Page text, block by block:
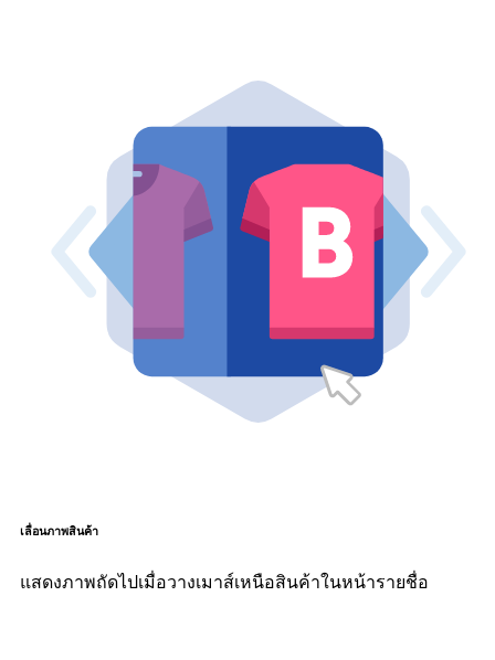
เลื่อนภาพสินค้า
แสดงภาพถัดไปเมื่อวางเมาส์เหนือสินค้าในหน้ารายชื่อ